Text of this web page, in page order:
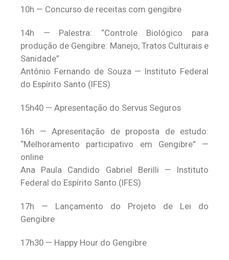
10h — Concurso de receitas com gengibre
14h — Palestra: “Controle Biológico para
produção de Gengibre: Manejo, Tratos Culturais e
Sanidade”
Antônio Fernando de Souza — Instituto Federal
do Espírito Santo (IFES)
15h40 — Apresentação do Servus Seguros
16h — Apresentação de proposta de estudo:
“Melhoramento participativo em Gengibre” —
online
Ana Paula Candido Gabriel Berilli — Instituto
Federal do Espírito Santo (IFES)
17h — Lançamento do Projeto de Lei do
Gengibre
17h30 — Happy Hour do Gengibre